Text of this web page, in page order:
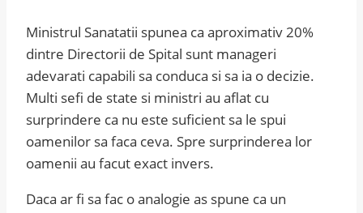
Ministrul Sanatatii spunea ca aproximativ 20%
dintre Directorii de Spital sunt manageri
adevarati capabili sa conduca si sa ia o decizie.
Multi sefi de state si ministri au aflat cu
surprindere ca nu este suficient sa le spui
oamenilor sa faca ceva. Spre surprinderea lor
oamenii au facut exact invers.
Daca ar fi sa fac o analogie as spune ca un